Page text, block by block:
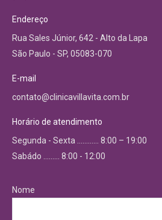
Endereço
Rua Sales Júnior, 642 - Alto da Lapa
São Paulo - SP, 05083-070
E-mail
contato@clinicavillavita.com.br
Horário de atendimento
Segunda - Sexta ………… 8:00 – 19:00
Sabádo ……… 8:00 - 12:00
Nome